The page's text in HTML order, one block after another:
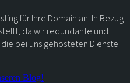
für Ihre Domain an. In Bezug
da wir redundante und
bei uns gehosteten Dienste
Blog!